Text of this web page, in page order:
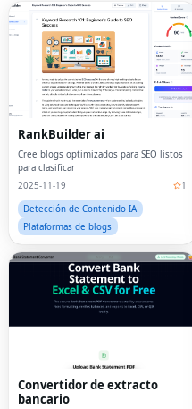
RankBuilder ai
Cree blogs optimizados para SEO listos
para clasificar
2025-11-19
1
Detección de Contenido IA
Plataformas de blogs
Convertidor de extracto
bancario